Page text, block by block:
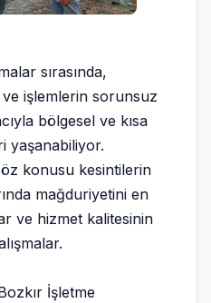
sırasında,
işlemlerin sorunsuz
bölgesel ve kısa
yaşanabiliyor.
konusu kesintilerin
mağduriyetini en
ve hizmet kalitesinin
İşletme